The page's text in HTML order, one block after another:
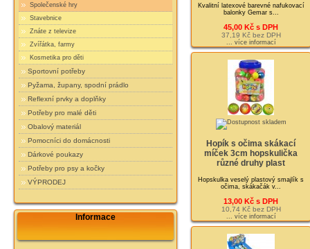
Společenské hry
Stavebnice
Znáte z televize
Zvířátka, farmy
Kosmetika pro děti
Sportovní potřeby
Pyžama, župany, spodní prádlo
Reflexní prvky a doplňky
Potřeby pro malé děti
Obalový materiál
Pomocníci do domácnosti
Dárkové poukazy
Potřeby pro psy a kočky
VÝPRODEJ
Informace
Kvalitní latexové barevné nafukovací
balonky Gemar s...
45,00 Kč s DPH
37,19 Kč bez DPH
... více informací
Hopík s očima skákací
míček 3cm hopskulička
různé druhy plast
Hopskulka veselý plastový smajlík s
očima, skákačák v...
13,00 Kč s DPH
10,74 Kč bez DPH
... více informací